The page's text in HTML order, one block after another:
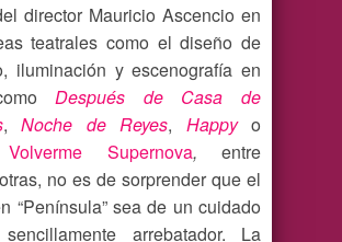
director Mauricio Ascencio en
teatrales como el diseño de
iluminación y escenografía en
Después de Casa de
,Noche de Reyes, Happy o
Supernova,entre
no es de sorprender que el
“Península” sea de un cuidado
arrebatador. La